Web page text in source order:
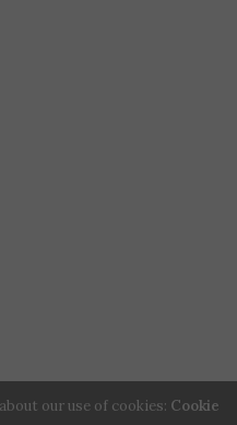
our use of cookies: Cookie